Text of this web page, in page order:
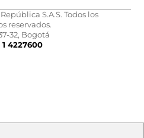
S.A.S. Todos los
reservados.
32, Bogotá
1 4227600